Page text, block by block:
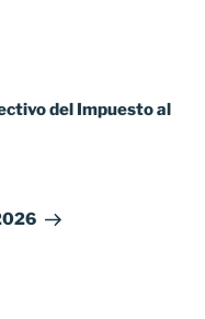
del Impuesto al